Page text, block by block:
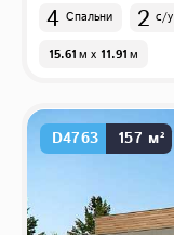
4 Спальни 2 с/у
15.61м x 11.91м
D4763 157 м²